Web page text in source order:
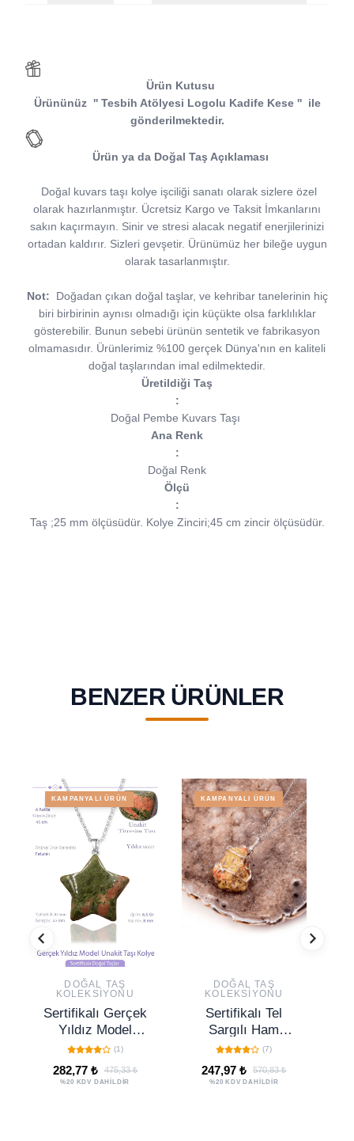
Ürün Kutusu
Ürününüz '' Tesbih Atölyesi Logolu Kadife Kese '' ile
gönderilmektedir.
Ürün ya da Doğal Taş Açıklaması
Doğal kuvars taşı kolye işciliği sanatı olarak sizlere özel
olarak hazırlanmıştır. Ücretsiz Kargo ve Taksit İmkanlarını
sakın kaçırmayın. Sinir ve stresi alacak negatif enerjilerinizi
ortadan kaldırır. Sizleri gevşetir. Ürünümüz her bileğe uygun
olarak tasarlanmıştır.
Not:
Doğadan çıkan doğal taşlar, ve kehribar tanelerinin hiç
biri birbirinin aynısı olmadığı için küçükte olsa farklılıklar
gösterebilir. Bunun sebebi ürünün sentetik ve fabrikasyon
olmamasıdır. Ürünlerimiz %100 gerçek Dünya'nın en kaliteli
doğal taşlarından imal edilmektedir.
Üretildiği Taş
:
Doğal Pembe Kuvars Taşı
Ana Renk
:
Doğal Renk
Ölçü
:
Taş ;25 mm ölçüsüdür. Kolye Zinciri;45 cm zincir ölçüsüdür.
BENZER ÜRÜNLER
KAMPANYALI ÜRÜN
DOĞAL TAŞ
KOLEKSIYONU
Sertifikalı Gerçek
Yıldız Model
Unakit Taşı Kolye
- Gümüş Aparatlı
(1)
282,77 ₺ 475,33 ₺
%20 KDV DAHİLDİR
KAMPANYALI ÜRÜN
DOĞAL TAŞ
KOLEKSIYONU
Sertifikalı Tel
Sargılı Ham
İşlenmemiş
Unakit Taşı Kolye
(7)
247,97 ₺ 570,83 ₺
%20 KDV DAHİLDİR